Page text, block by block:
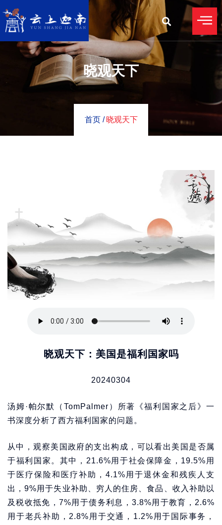
晓观天下
首页 / 晓观天下
晓观天下：美国是福利国家吗
20240304
汤姆·帕尔默（TomPalmer）所著《福利国家之后》一
书深度分析了西方福利国家的问题。
从中，观察美国政府的支出构成，可以看出美国是否属
于福利国家。其中，21.6%用于社会保障金，19.5%用
于医疗保险和医疗补助，4.1%用于退休金和残疾人支
出，9%用于失业补助、穷人的住房、食品、收入补助以
及税收抵免，7%用于债务利息，3.8%用于教育，2.6%
用于老兵补助，2.8%用于交通，1.2%用于国际事务，